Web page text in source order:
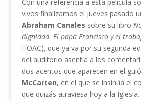
Con una referencia a esta película
vivos finalizamos el jueves pasado
Abraham Canales sobre su libro
dignidad. El papa Francisco y el
HOAC), que ya va por su segunda
del auditorio asentía a los
dos acentos que aparecen en el
McCarten, en el que se insinúa el
que quizás atraviesa hoy a la